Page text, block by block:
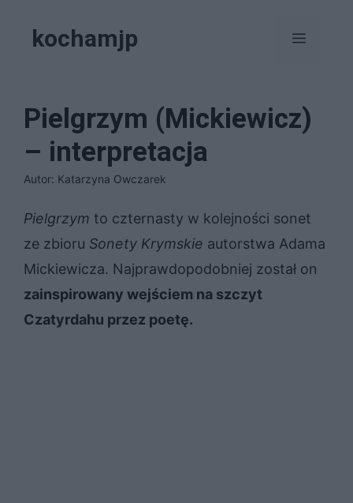
kochamjp Menu
Pielgrzym (Mickiewicz)
– interpretacja
Autor: Katarzyna Owczarek
Pielgrzym to czternasty w kolejności sonet
ze zbioru Sonety Krymskie autorstwa Adama
Mickiewicza. Najprawdopodobniej został on
zainspirowany wejściem na szczyt
Czatyrdahu przez poetę.